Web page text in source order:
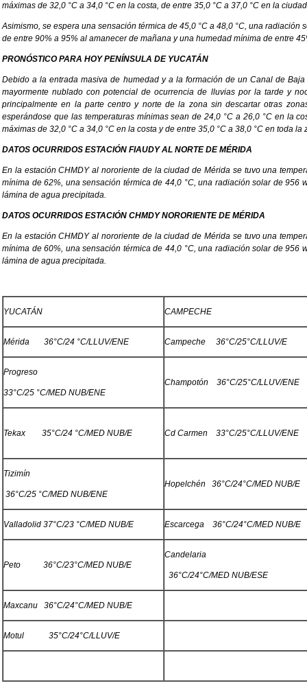
máximas de 32,0 °C a 34,0 °C en la costa, de entre 35,0 °C a 37,0 °C en la
Asimismo, se espera una sensación térmica de 45,0 °C a 48,0 °C, una
de entre 90% a 95% al amanecer de mañana y una humedad mínima de entre
PRONÓSTICO PARA HOY PENÍNSULA DE YUCATÁN
Debido a la entrada masiva de humedad y a la formación de un Canal de
mayormente nublado con potencial de ocurrencia de lluvias por la tarde y
principalmente en la parte centro y norte de la zona sin descartar otras
esperándose que las temperaturas mínimas sean de 24,0 °C a 26,0 °C en la
máximas de 32,0 °C a 34,0 °C en la costa y de entre 35,0 °C a 38,0 °C en toda la
DATOS OCURRIDOS ESTACIÓN FIAUDY AL NORTE DE MÉRIDA
En la estación CHMDY al nororiente de la ciudad de Mérida se tuvo una
mínima de 62%, una sensación térmica de 44,0 °C, una radiación solar de
lámina de agua precipitada.
DATOS OCURRIDOS ESTACIÓN CHMDY NORORIENTE DE MÉRIDA
En la estación CHMDY al nororiente de la ciudad de Mérida se tuvo una
mínima de 60%, una sensación térmica de 44,0 °C, una radiación solar de
lámina de agua precipitada.
YUCATÁN CAMPECHE
Mérida 36°C/24 °C/LLUV/ENE Campeche 36°C/25°C/LLUV/E
Progreso
33°C/25 °C/MED NUB/ENE
Champotón 36°C/25°C/LLUV/ENE
Tekax 35°C/24 °C/MED NUB/E Cd Carmen 33°C/25°C/LLUV/ENE
Tizimín
36°C/25 °C/MED NUB/ENE
Hopelchén 36°C/24°C/MED NUB/E
Valladolid 37°C/23 °C/MED NUB/E Escarcega 36°C/24°C/MED NUB/E
Peto 36°C/23°C/MED NUB/E
Candelaria
36°C/24°C/MED NUB/ESE
Maxcanu 36°C/24°C/MED NUB/E
Motul 35°C/24°C/LLUV/E